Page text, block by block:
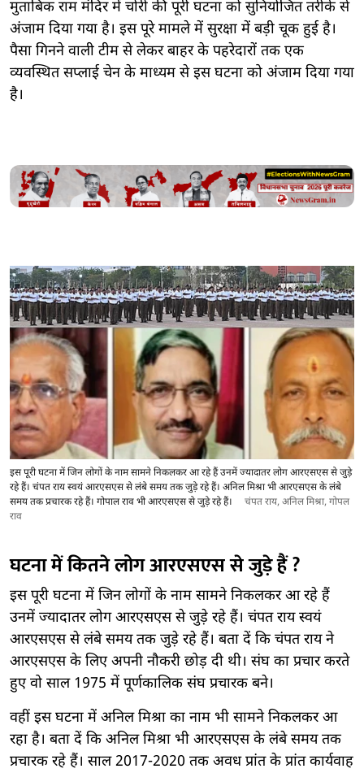
मुताबिक राम मंदिर में चोरी की पूरी घटना को सुनियोजित तरीके से
अंजाम दिया गया है। इस पूरे मामले में सुरक्षा में बड़ी चूक हुई है।
पैसा गिनने वाली टीम से लेकर बाहर के पहरेदारों तक एक
व्यवस्थित सप्लाई चेन के माध्यम से इस घटना को अंजाम दिया गया
है।
इस पूरी घटना में जिन लोगों के नाम सामने निकलकर आ रहे हैं उनमें ज्यादातर लोग आरएसएस से जुड़े
रहे हैं। चंपत राय स्वयं आरएसएस से लंबे समय तक जुड़े रहे हैं। अनिल मिश्रा भी आरएसएस के लंबे
समय तक प्रचारक रहे हैं। गोपाल राव भी आरएसएस से जुड़े रहे हैं।
चंपत राय, अनिल मिश्रा, गोपल
राव
घटना में कितने लोग आरएसएस से जुड़े हैं ?
इस पूरी घटना में जिन लोगों के नाम सामने निकलकर आ रहे हैं
उनमें ज्यादातर लोग आरएसएस से जुड़े रहे हैं। चंपत राय स्वयं
आरएसएस से लंबे समय तक जुड़े रहे हैं। बता दें कि चंपत राय ने
आरएसएस के लिए अपनी नौकरी छोड़ दी थी। संघ का प्रचार करते
हुए वो साल 1975 में पूर्णकालिक संघ प्रचारक बने।
वहीं इस घटना में अनिल मिश्रा का नाम भी सामने निकलकर आ
रहा है। बता दें कि अनिल मिश्रा भी आरएसएस के लंबे समय तक
प्रचारक रहे हैं। साल 2017-2020 तक अवध प्रांत के प्रांत कार्यवाह